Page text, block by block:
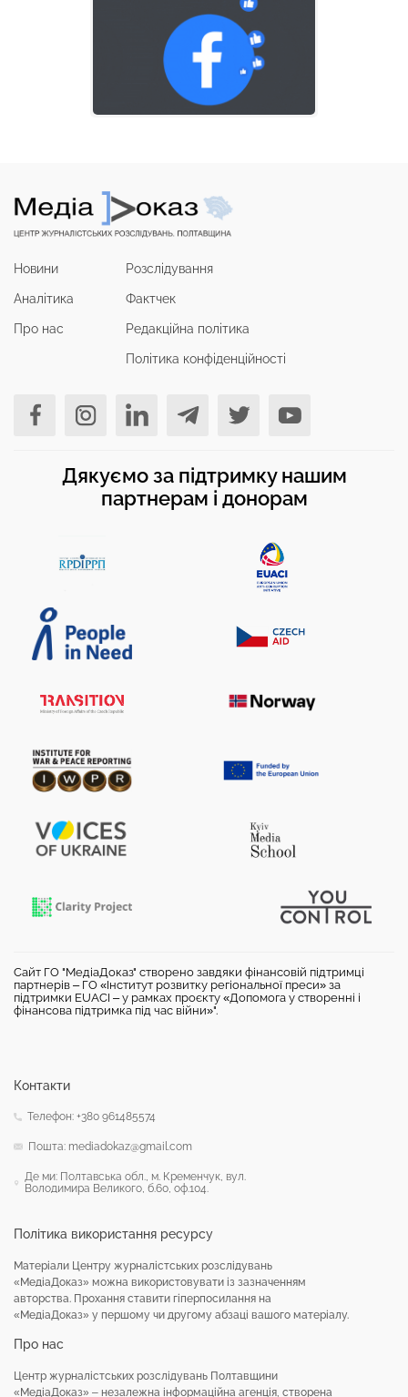
Новини
Аналітика
Про нас
Розслідування
Фактчек
Редакційна політика
Політика конфіденційності
Дякуємо за підтримку нашим
партнерам і донорам
Сайт ГО "МедіаДоказ" створено завдяки фінансовій підтримці
партнерів – ГО «Інститут розвитку регіональної преси» за
підтримки EUACI – у рамках проєкту «Допомога у створенні і
фінансова підтримка під час війни»".
Про нас
Центр журналістських розслідувань Полтавщини
«МедіаДоказ» – незалежна інформаційна агенція, створена
Політика використання ресурсу
Матеріали Центру журналістських розслідувань
«МедіаДоказ» можна використовувати із зазначенням
авторства. Прохання ставити гіперпосилання на
«МедіаДоказ» у першому чи другому абзаці вашого матеріалу.
Контакти
Телефон: +380 961485574
Пошта: mediadokaz@gmail.com
Де ми: Полтавська обл., м. Кременчук, вул.
Володимира Великого, б.60, оф.104.